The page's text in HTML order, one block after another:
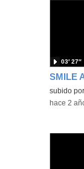
SMILE
Contenido
subido por
03′ 27″
-hace 2